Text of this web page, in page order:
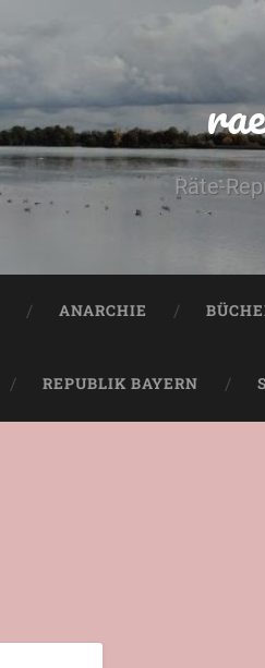
Räte-
ANARCHIE
REPUBLIK BAYERN